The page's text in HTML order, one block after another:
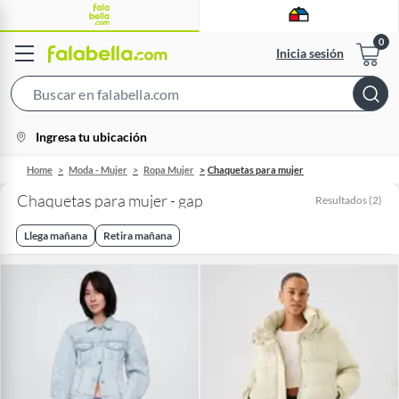
Inicia sesión
Bar
location-
icon
Ingresa tu ubicación
Home Moda - Mujer Ropa Mujer Chaquetas para mujer
Chaquetas para mujer - gap Resultados (2)
Llega mañana Retira mañana